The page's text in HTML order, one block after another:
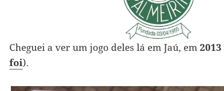
Cheguei a ver um jogo deles lá em Jaú, em2013
foi).